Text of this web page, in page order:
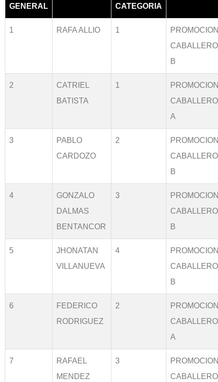
GENERAL
CATEGORIA
1 RAFA ALLIO 1
B
2
CATRIEL
BATISTA
1
A
3
PABLO
CARDOZO
2
B
4
GONZALO
DALMAS
BENTANCOR
3
B
5
JHONATAN
VILLANUEVA
4
B
6
FEDERICO
RODRIGUEZ
2
A
7
RAFAEL
MENDEZ
3